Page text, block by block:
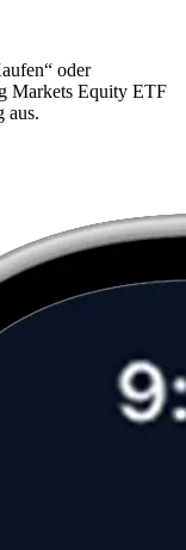
oder
Markets Equity ETF
aus.